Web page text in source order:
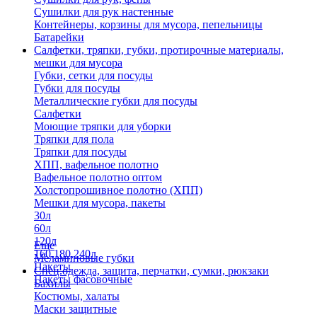
Сушилки для рук настенные
Контейнеры, корзины для мусора, пепельницы
Батарейки
Салфетки, тряпки, губки, протирочные материалы,
мешки для мусора
Губки, сетки для посуды
Губки для посуды
Металлические губки для посуды
Салфетки
Моющие тряпки для уборки
Тряпки для пола
Тряпки для посуды
ХПП, вафельное полотно
Вафельное полотно оптом
Холстопрошивное полотно (ХПП)
Мешки для мусора, пакеты
30л
60л
120л
160,180,240л
Пакеты
Пакеты фасовочные
Еще
Меламиновые губки
Спец.одежда, защита, перчатки, сумки, рюкзаки
Бахилы
Костюмы, халаты
Маски защитные